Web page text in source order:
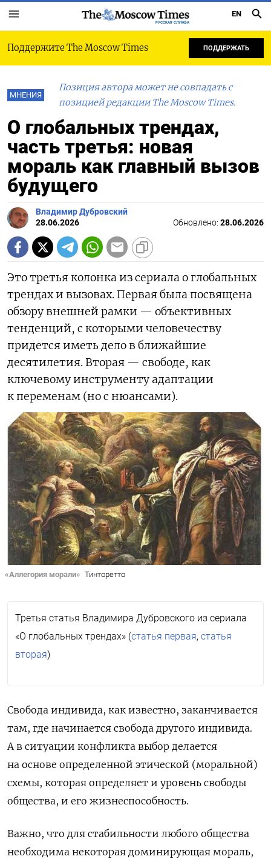
РУССКАЯ СЛУЖБА
EN
Поддержите The Moscow Times ПОДДЕРЖАТЬ
МНЕНИЯ
Позиция автора может не совпадать с
позицией редакции The Moscow Times.
О глобальных трендах,
часть третья: новая
мораль как главный вызов
будущего
Владимир Дубровский
28.06.2026
Обновлено: 28.06.2026
Это третья колонка из сериала о глобальных
трендах и вызовах. Первая была посвящена
обзору внешней рамки — объективных
тенденций, с которыми человечеству
придется иметь дело в ближайшие
десятилетия. Вторая — свободе, как
ключевому инструменту адаптации
к переменам (но с нюансами).
«Аллегория морали» Тинторетто
Третья статья Владимира Дубровского из сериала
«О глобальных трендах» (статья первая, статья
вторая)
Свобода индивида, как известно, заканчивается
там, где начинается свобода другого индивида.
А в ситуации конфликта выбор делается
на основе определенной этической (моральной)
схемы, которая определяет и уровень свободы
общества, и его жизнеспособность.
Важно, что для стабильности любого общества
необходима некоторая доминирующая мораль,